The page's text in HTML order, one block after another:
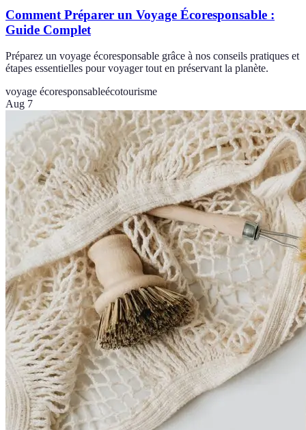
Comment Préparer un Voyage Écoresponsable :
Guide Complet
Préparez un voyage écoresponsable grâce à nos conseils pratiques et
étapes essentielles pour voyager tout en préservant la planète.
voyage écoresponsableécotourisme
Aug 7